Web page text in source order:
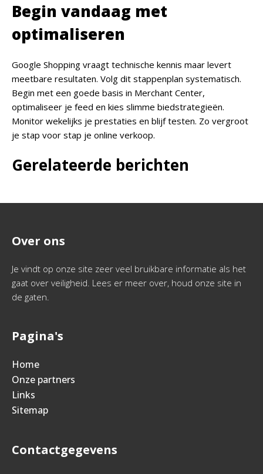
Begin vandaag met
optimaliseren
Google Shopping vraagt technische kennis maar levert
meetbare resultaten. Volg dit stappenplan systematisch.
Begin met een goede basis in Merchant Center,
optimaliseer je feed en kies slimme biedstrategieën.
Monitor wekelijks je prestaties en blijf testen. Zo vergroot
je stap voor stap je online verkoop.
Gerelateerde berichten
Over ons
Je vindt op onze site zeer veel bruikbare informatie als het
gaat over veiligheid. Lees er meer over, houd onze site in
de gaten.
Pagina's
Home
Onze partners
Links
Sitemap
Contactgegevens